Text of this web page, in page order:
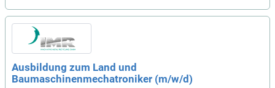
Ausbildung zum Land und
Baumaschinenmechatroniker (m/w/d)